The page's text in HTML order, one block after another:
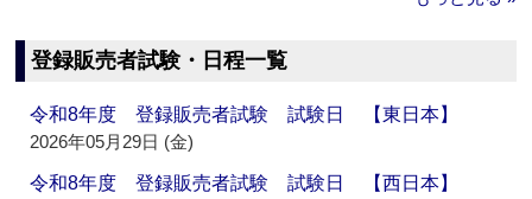
登録販売者試験・日程一覧
令和8年度 登録販売者試験 試験日 【東日本】
2026年05月29日 (金)
令和8年度 登録販売者試験 試験日 【西日本】